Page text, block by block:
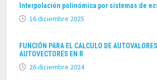
Interpolación polinómica por sistemas de
16 diciembre 2025
FUNCIÓN PARA EL CALCULO DE
AUTOVECTORES EN R
26 diciembre 2024